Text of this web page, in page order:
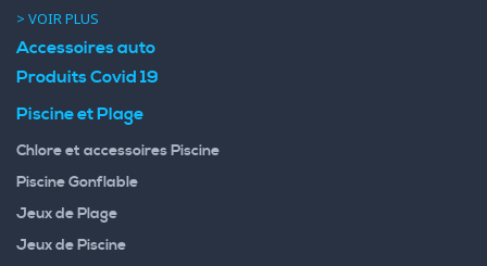
> VOIR PLUS
Accessoires auto
Produits Covid 19
Piscine et Plage
Chlore et accessoires Piscine
Piscine Gonflable
Jeux de Plage
Jeux de Piscine